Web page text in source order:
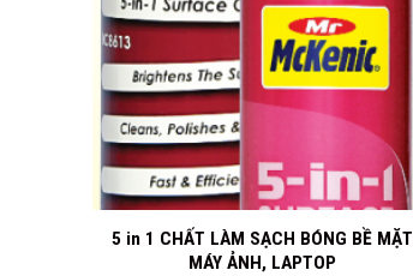
5 in 1 CHẤT LÀM SẠCH BÓNG BỀ MẶT
MÁY ẢNH, LAPTOP